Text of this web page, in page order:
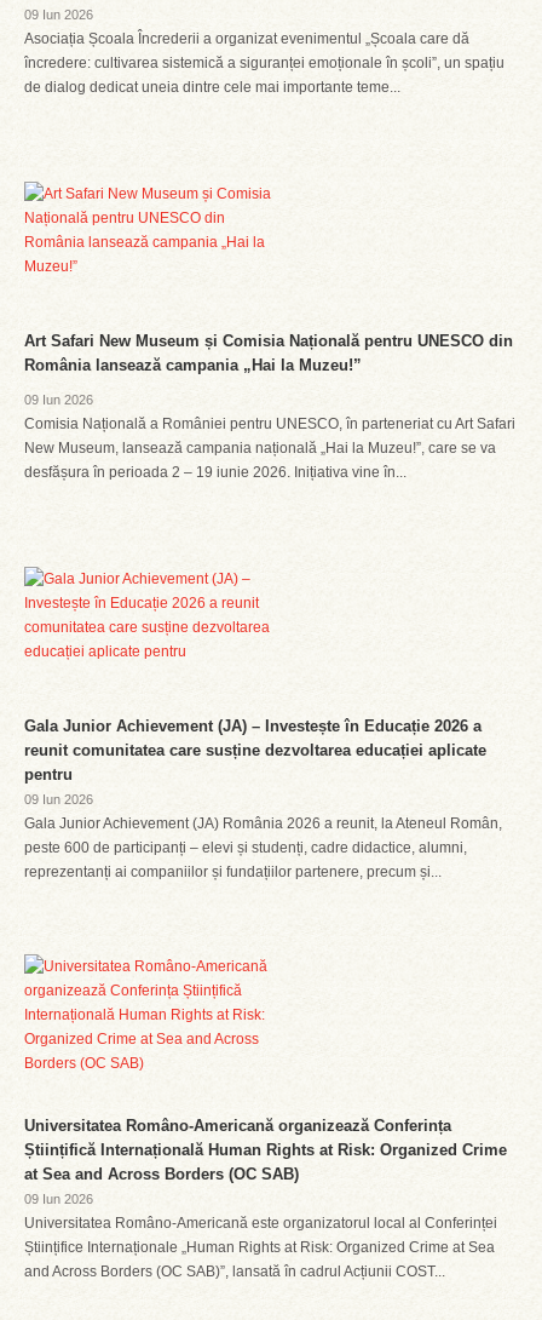
09 Iun 2026
Asociația Școala Încrederii a organizat evenimentul „Școala care dă
încredere: cultivarea sistemică a siguranței emoționale în școli”, un spațiu
de dialog dedicat uneia dintre cele mai importante teme...
Art Safari New Museum și Comisia Națională pentru UNESCO din
România lansează campania „Hai la Muzeu!”
09 Iun 2026
Comisia Națională a României pentru UNESCO, în parteneriat cu Art Safari
New Museum, lansează campania națională „Hai la Muzeu!”, care se va
desfășura în perioada 2 – 19 iunie 2026. Inițiativa vine în...
Gala Junior Achievement (JA) – Investește în Educație 2026 a
reunit comunitatea care susține dezvoltarea educației aplicate
pentru
09 Iun 2026
Gala Junior Achievement (JA) România 2026 a reunit, la Ateneul Român,
peste 600 de participanți – elevi și studenți, cadre didactice, alumni,
reprezentanți ai companiilor și fundațiilor partenere, precum și...
Universitatea Româno-Americană organizează Conferința
Științifică Internațională Human Rights at Risk: Organized Crime
at Sea and Across Borders (OC SAB)
09 Iun 2026
Universitatea Româno-Americană este organizatorul local al Conferinței
Științifice Internaționale „Human Rights at Risk: Organized Crime at Sea
and Across Borders (OC SAB)”, lansată în cadrul Acțiunii COST...